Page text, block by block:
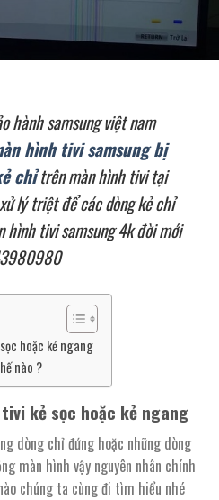
hành samsung việt nam
hình tivi samsung bị
chỉtrên màn hình tivi tại
lý triệt để các dòng kẻ chỉ
hình tivi samsung 4k đời mới
hoặc kẻ ngang
nào ?
kẻ sọc hoặc kẻ ngang
dòng chỉ đứng hoặc những dòng
màn hình vậy nguyên nhân chính
chúng ta cùng đi tìm hiểu nhé